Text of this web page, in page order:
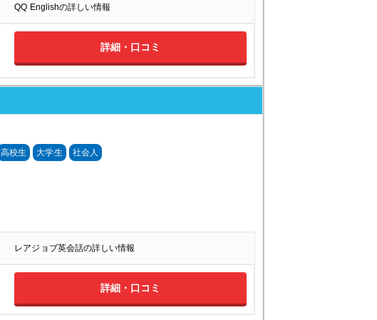
QQ Englishの詳しい情報
詳細・口コミ
高校生 大学生 社会人
レアジョブ英会話の詳しい情報
詳細・口コミ